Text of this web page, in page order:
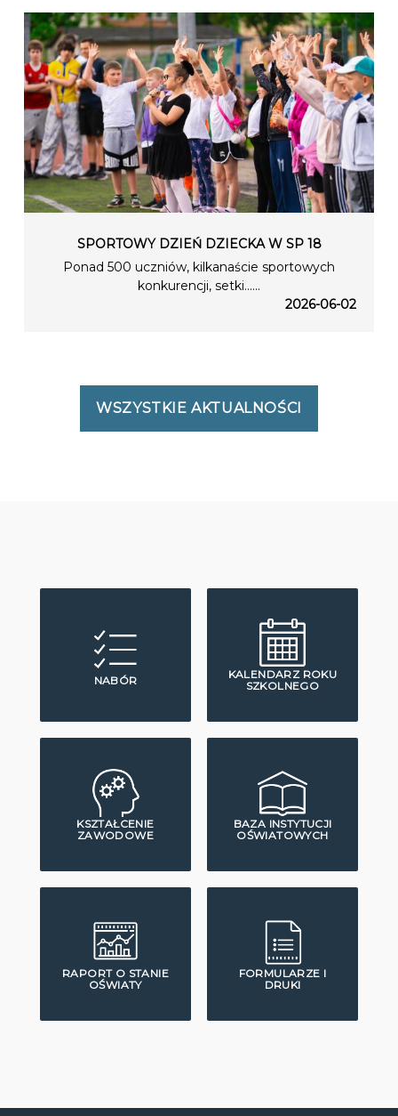
SPORTOWY DZIEŃ DZIECKA W SP 18
Ponad 500 uczniów, kilkanaście sportowych
konkurencji, setki…...
2026-06-02
WSZYSTKIE AKTUALNOŚCI
NABÓR
KALENDARZ ROKU
SZKOLNEGO
KSZTAŁCENIE
ZAWODOWE
BAZA INSTYTUCJI
OŚWIATOWYCH
RAPORT O STANIE
OŚWIATY
FORMULARZE I
DRUKI